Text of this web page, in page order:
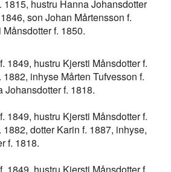
1815, hustru Hanna Johansdotter
son Johan Mårtensson f.
f. 1850.
1849, hustru Kjersti Månsdotter f.
inhyse Mårten Tufvesson f.
Johansdotter f. 1818.
1849, hustru Kjersti Månsdotter f.
dotter Karin f. 1887, inhyse,
f. 1818.
1849, hustru Kjersti Månsdotter f.